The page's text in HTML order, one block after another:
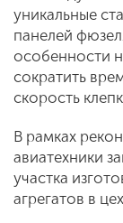
уникальные
панелей
особенности
сократить
скорость
В рамках
авиатехники
участка
агрегатов в